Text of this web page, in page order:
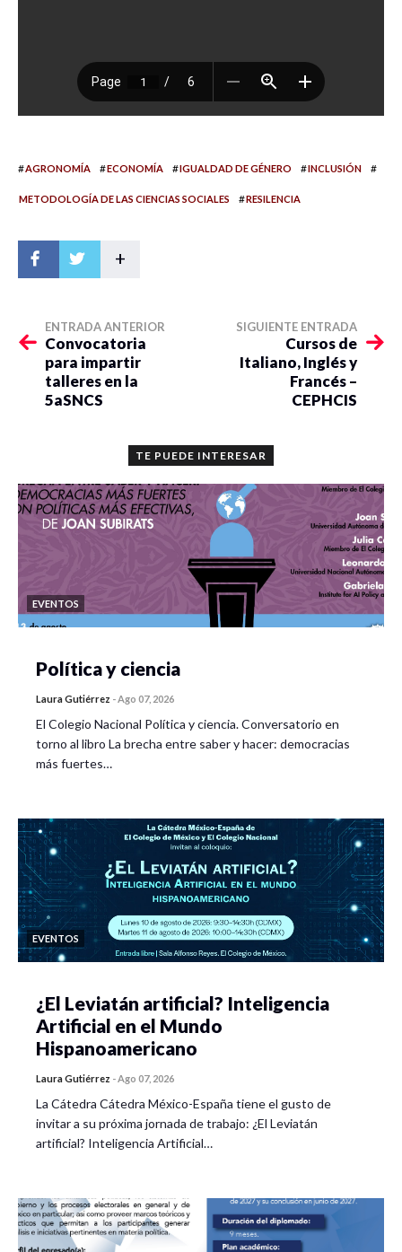
#AGRONOMÍA #ECONOMÍA #IGUALDAD DE GÉNERO #INCLUSIÓN #
METODOLOGÍA DE LAS CIENCIAS SOCIALES #RESILENCIA
+
ENTRADA ANTERIOR
Convocatoria
para impartir
talleres en la
5aSNCS
SIGUIENTE ENTRADA
Cursos de
Italiano, Inglés y
Francés –
CEPHCIS
TE PUEDE INTERESAR
EVENTOS
Política y ciencia
Laura Gutiérrez -Ago 07, 2026
El Colegio Nacional Política y ciencia. Conversatorio en
torno al libro La brecha entre saber y hacer: democracias
más fuertes…
EVENTOS
¿El Leviatán artificial? Inteligencia
Artificial en el Mundo
Hispanoamericano
Laura Gutiérrez -Ago 07, 2026
La Cátedra Cátedra México-España tiene el gusto de
invitar a su próxima jornada de trabajo: ¿El Leviatán
artificial? Inteligencia Artificial…